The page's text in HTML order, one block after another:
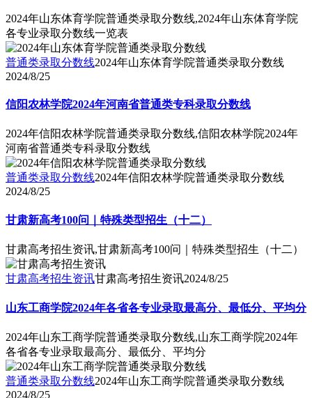
2024年山东体育学院普通类录取分数线,2024年山东体育学院
各专业录取分数线一览表
普通类录取分数线2024年山东体育学院普通类录取分数线
2024/8/25
信阳农林学院2024年河南省普通类专科录取分数线
2024年信阳农林学院普通类录取分数线,信阳农林学院2024年
河南省普通类专科录取分数线
普通类录取分数线2024年信阳农林学院普通类录取分数线
2024/8/25
甘肃新高考100问｜特殊类型招生（十二）
甘肃高考招生资讯,甘肃新高考100问｜特殊类型招生（十二）
甘肃高考招生资讯甘肃高考招生资讯2024/8/25
山东工商学院2024年各省各专业录取最高分、最低分、平均分
2024年山东工商学院普通类录取分数线,山东工商学院2024年
各省各专业录取最高分、最低分、平均分
普通类录取分数线2024年山东工商学院普通类录取分数线
2024/8/25